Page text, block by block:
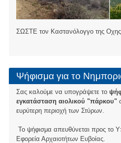
ΣΩΣΤΕ τον Καστανόλογγο της
Ψήφισμα για το
Σας καλούμε να υπογράψετε το
εγκατάσταση αιολικού "πάρκου"
ευρύτερη περιοχή των Στύρων.
Το ψήφισμα απευθύνεται προς το
Εφορεία Αρχαιοτήτων Ευβοίας.